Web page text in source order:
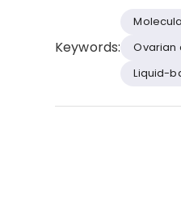
Keywords:
Ovarian
Liquid-